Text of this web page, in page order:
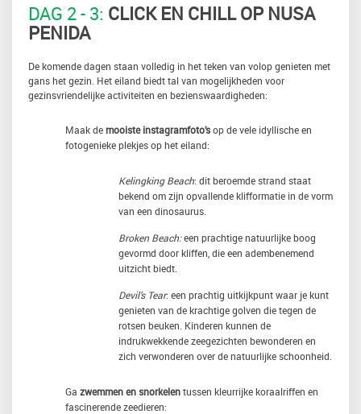
DAG 2 - 3: CLICK EN CHILL OP NUSA
PENIDA
De komende dagen staan volledig in het teken van volop genieten met
gans het gezin. Het eiland biedt tal van mogelijkheden voor
gezinsvriendelijke activiteiten en bezienswaardigheden:
Maak demooiste instagramfoto’sop de vele idyllische en
fotogenieke plekjes op het eiland:
Kelingking Beach: dit beroemde strand staat
bekend om zijn opvallende klifformatie in de vorm
van een dinosaurus.
Broken Beach:een prachtige natuurlijke boog
gevormd door kliffen, die een adembenemend
uitzicht biedt.
Devil’s Tear: een prachtig uitkijkpunt waar je kunt
genieten van de krachtige golven die tegen de
rotsen beuken. Kinderen kunnen de
indrukwekkende zeegezichten bewonderen en
zich verwonderen over de natuurlijke schoonheid.
Ga zwemmen en snorkelentussen kleurrijke koraalriffen en
fascinerende zeedieren: